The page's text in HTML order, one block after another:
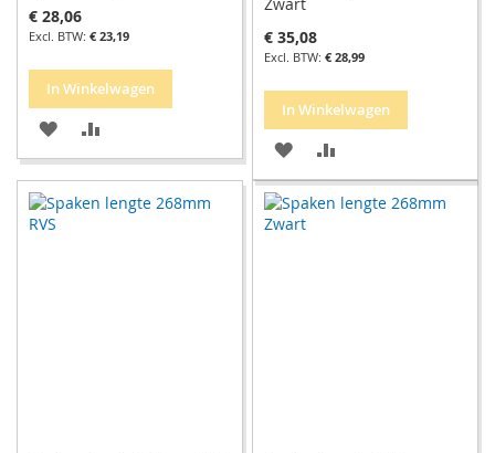
€ 28,06
€ 23,19
In Winkelwagen
VOEG
TOE
AAN
OM
TE
€ 35,08
€ 28,99
In Winkelwagen
VOEG
TOE
AAN
OM